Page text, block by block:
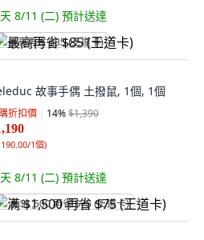
8/11 (二) 預計送達
最高再省 $85 (王道卡)
故事手偶 土撥鼠, 1個, 1個
折扣價 14%$1,390
1個)
8/11 (二) 預計送達
满 $1,500 再省 $75 (王道卡)